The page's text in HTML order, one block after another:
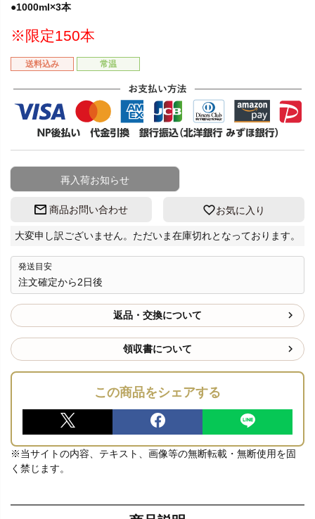
●1000ml×3本
※限定150本
送料込み 常温
再入荷お知らせ
商品お問い合わせ お気に入り
大変申し訳ございません。ただいま在庫切れとなっております。
発送目安
注文確定から2日後
返品・交換について
領収書について
この商品をシェアする
※当サイトの内容、テキスト、画像等の無断転載・無断使用を固
く禁じます。